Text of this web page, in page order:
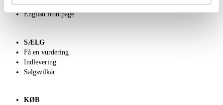
Klassisk Auktion
English frontpage
SÆLG
Få en vurdering
Indlevering
Salgsvilkår
KØB